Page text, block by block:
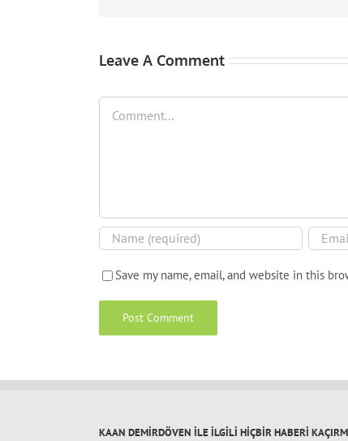
Leave A Comment
Comment
Save my name, email, and website in this
KAAN DEMİRDÖVEN İLE İLGİLİ HİÇBİR HABERİ